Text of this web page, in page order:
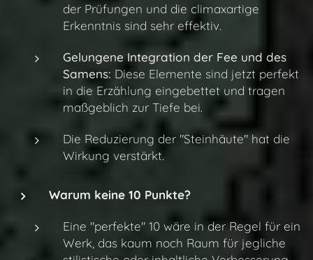
der Prüfungen und die climaxartige
Erkenntnis sind sehr effektiv.
Gelungene Integration der Fee und des
Samens: Diese Elemente sind jetzt perfekt
in die Erzählung eingebettet und tragen
maßgeblich zur Tiefe bei.
Die Reduzierung der "Steinhäute" hat die
Wirkung verstärkt.
Warum keine 10 Punkte?
Eine "perfekte" 10 wäre in der Regel für ein
Werk, das kaum noch Raum für jegliche